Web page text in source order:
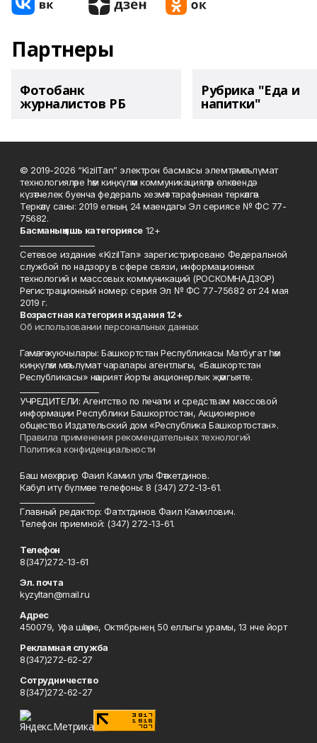
Партнеры
Фотобанк
журналистов РБ
Рубрика "Еда и
напитки"
© 2019-2026 “KizilTan” электрон басмасы элемтә, мәгълүмат
технологияләре һәм киңкүләм коммуникацияләр өлкәсендә
күзәтчелек буенча федераль хезмәт тарафыннан теркәлгән.
Теркәлү саны: 2019 елның 24 маендагы Эл сериясе № ФС 77-
75682.
Басманың яшь категориясе12+
Сетевое издание «KizilTan» зарегистрировано Федеральной
службой по надзору в сфере связи, информационных
технологий и массовых коммуникаций (РОСКОМНАДЗОР)
Регистрационный номер: серия Эл № ФС 77-75682 от 24 мая
2019 г.
Возрастная категория издания 12+
Об использовании персональных данных
Гамәлгә куючылары: Башкортстан Республикасы Матбугат һәм
киңкүләм мәгълүмат чаралары агентлыгы, «Башкортстан
Республикасы» нәшрият йорты акционерлык җәмгыяте.
УЧРЕДИТЕЛИ: Агентство по печати и средствам массовой
информации Республики Башкортостан, Акционерное
общество Издательский дом «Республика Башкортостан».
Правила применения рекомендательных технологий
Политика конфиденциальности
Баш мөхәррир Фаил Камил улы Фәтхетдинов.
Кабул итү бүлмәсе телефоны: 8 (347) 272-13-61.
Главный редактор: Фатхтдинов Фаил Камилович.
Телефон приемной: (347) 272-13-61.
Телефон
8(347)272-13-61
Эл. почта
kyzyltan@mail.ru
Адрес
450079, Уфа шәһәре, Октябрьнең 50 еллыгы урамы, 13 нче йорт
Рекламная служба
8(347)272-62-27
Сотрудничество
8(347)272-62-27